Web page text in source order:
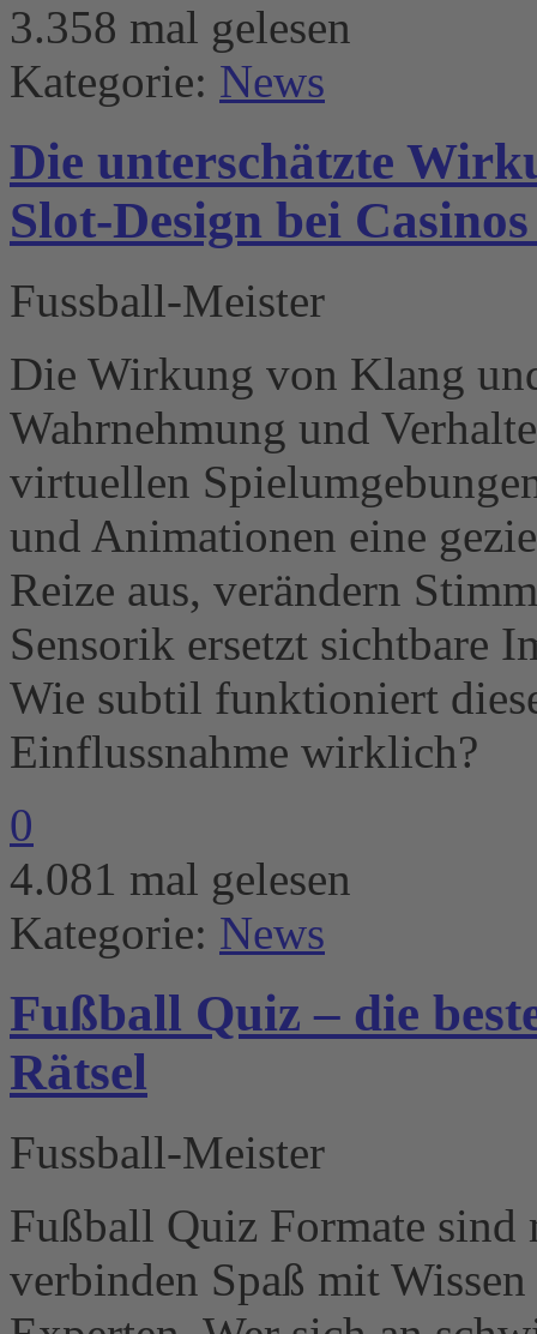
3.358 mal gelesen
Kategorie: News
Die unterschätzte
Slot-Design bei
Fussball-Meister
Die Wirkung von Klang
Wahrnehmung und
virtuellen
und Animationen eine
Reize aus, verändern
Sensorik ersetzt sichtbare
Wie subtil funktioniert
Einflussnahme wirklich?
0
4.081 mal gelesen
Kategorie: News
Fußball Quiz – die
Rätsel
Fussball-Meister
Fußball Quiz Formate sind
verbinden Spaß mit